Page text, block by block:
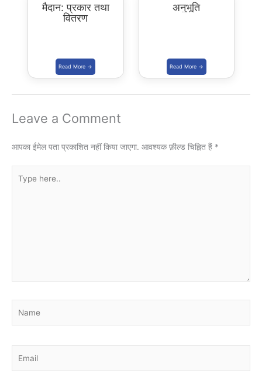
मैदान: प्रकार तथा
वितरण
अनुभूति
Leave a Comment
आपका ईमेल पता प्रकाशित नहीं किया जाएगा. आवश्यक फ़ील्ड चिह्नित हैं *
here..